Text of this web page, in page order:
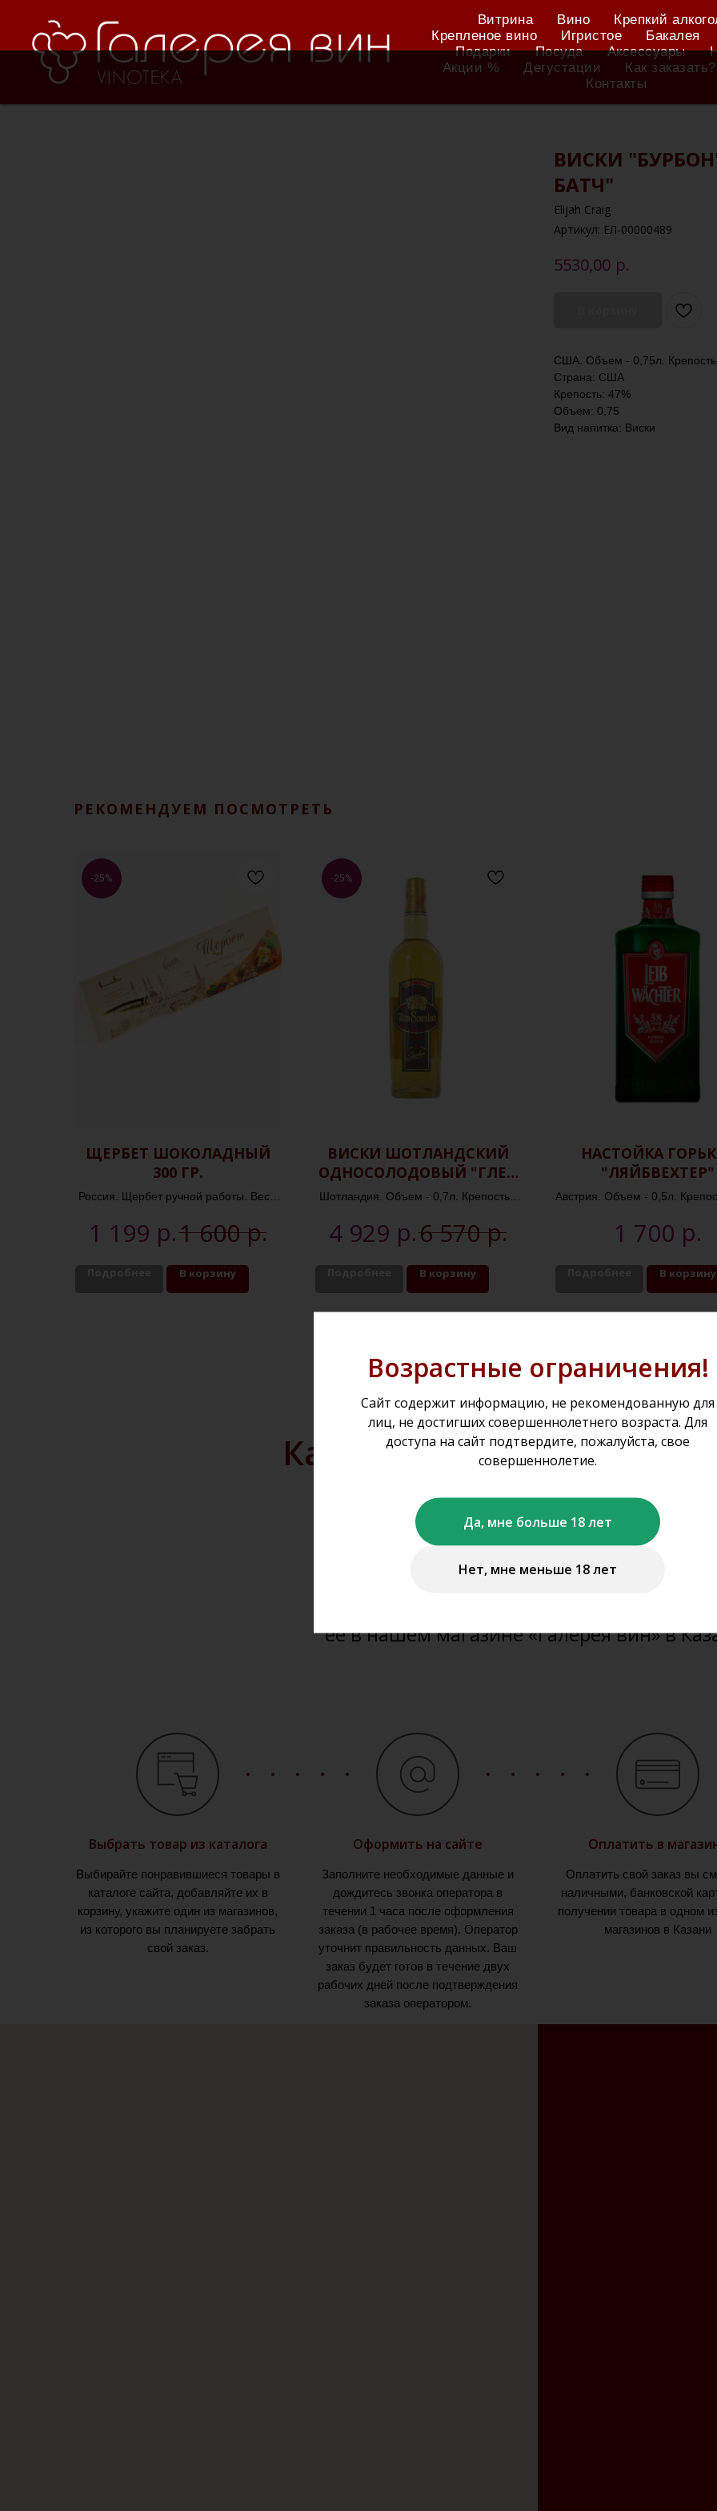
Витрина Вино
Крепкий
Крепленое вино
Игристое
Бакалея
Подарки
Посуда Аксессуары
Акции %
Дегустации
Как заказать?
Контакты
Возрастные ограничения!
Сайт содержит информацию, не рекомендованную для
лиц, не достигших совершеннолетнего возраста. Для
доступа на сайт подтвердите, пожалуйста, свое
совершеннолетие.
Да, мне больше 18 лет
Нет, мне меньше 18 лет
ВИСКИ
БАТЧ"
Elijah Craig
Артикул: ЕЛ-00000489
5530,00 р.
США. Объем - 0,75л.
Страна: США
Крепость: 47%
Объем: 0,75
Вид напитка: Виски
РЕКОМЕНДУЕМ ПОСМОТРЕТЬ
-25%
ЩЕРБЕТ ШОКОЛАДНЫЙ
300 ГР.
Россия. Щербет ручной работы. Вес -
1 199 р.1 600р.
В корзину
-25%
ВИСКИ ШОТЛАНДСКИЙ
ОДНОСОЛОДОВЫЙ "ГЛЕН
СКАНЛАН 15 ЛЕТ"
Шотландия. Объем - 0,7л. Крепость -
4 929 р.6 570р.
В корзину
НАСТОЙКА
"ЛЯЙБВЕХТЕР"
Австрия. Объем - 0,5л.
1 700 р.
В корзину
Как оформить заказ на
Мы не осуществляем дистанционную
и доставку алкогольной и табачной
Вы можете забронировать
её в нашем магазине «Галерея вин» в
Выбрать товар из каталога
Выбирайте понравившиеся товары в
каталоге сайта, добавляйте их в
корзину, укажите один из магазинов,
из которого вы планируете забрать
свой заказ.
Оформить на сайте
Заполните необходимые данные и
дождитесь звонка оператора в
течении 1 часа после оформления
заказа (в рабочее время). Оператор
уточнит правильность данных. Ваш
заказ будет готов в течение двух
рабочих дней после подтверждения
заказа оператором.
Оплатить в
Оплатить свой заказ вы
наличными, банковской
получении товара в одном
магазинов в Казани